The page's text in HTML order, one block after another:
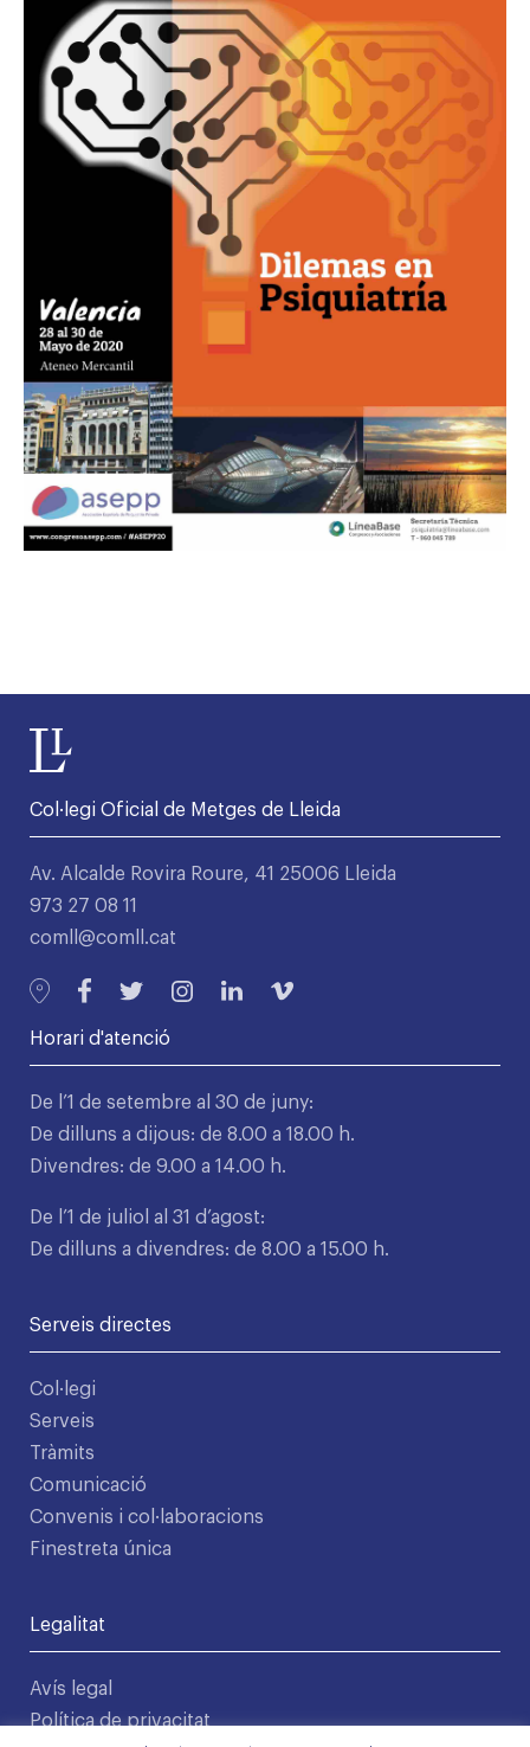
Col·legi Oficial de Metges de Lleida
Av. Alcalde Rovira Roure, 41 25006 Lleida
973 27 08 11
comll@comll.cat
Horari d'atenció
De l’1 de setembre al 30 de juny:
De dilluns a dijous: de 8.00 a 18.00 h.
Divendres: de 9.00 a 14.00 h.
De l’1 de juliol al 31 d’agost:
De dilluns a divendres: de 8.00 a 15.00 h.
Serveis directes
Col·legi
Serveis
Tràmits
Comunicació
Convenis i col·laboracions
Finestreta única
Legalitat
Avís legal
Política de privacitat